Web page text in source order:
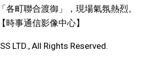
各町聯合渡御」，現場氣氛熱烈。
事通信影像中心】
LTD., All Rights Reserved.